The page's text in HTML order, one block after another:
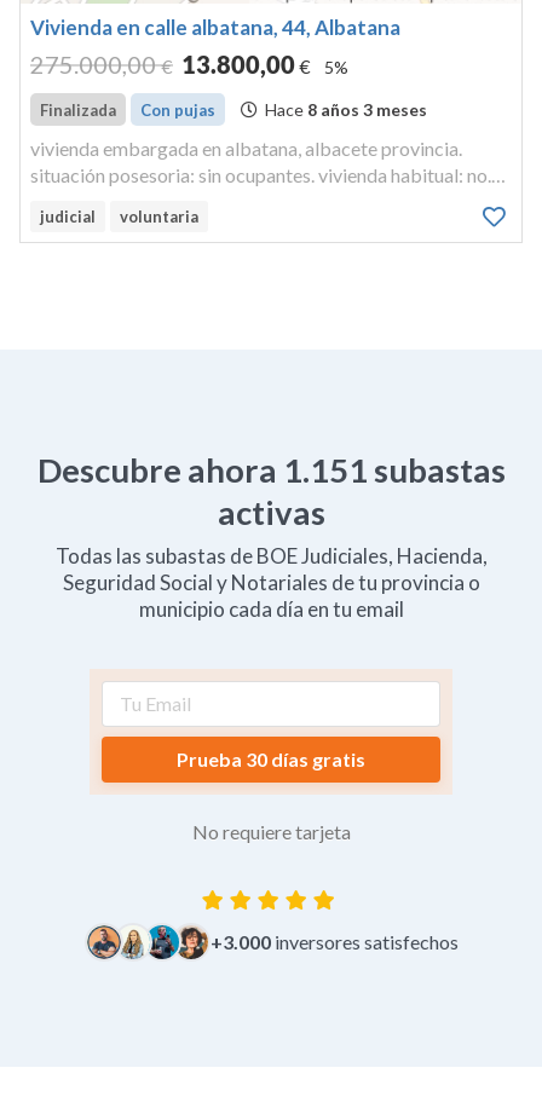
Vivienda en calle albatana, 44, Albatana
275.000,00 € 13.800,00€ 5%
Finalizada Con pujas Hace 8 años 3 meses
vivienda embargada en albatana, albacete provincia.
situación posesoria: sin ocupantes. vivienda habitual: no.
judicial voluntaria
Descubre ahora 1.151 subastas
activas
Todas las subastas de BOE Judiciales, Hacienda,
Seguridad Social y Notariales de tu provincia o
municipio cada día en tu email
Prueba 30 días gratis
No requiere tarjeta
+3.000inversores satisfechos